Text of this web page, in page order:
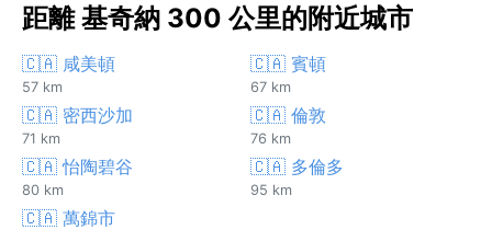
距離 基奇納 300 公里的附近城市
🇨🇦 咸美頓
57 km
🇨🇦 賓頓
67 km
🇨🇦 密西沙加
71 km
🇨🇦 倫敦
76 km
🇨🇦 怡陶碧谷
80 km
🇨🇦 多倫多
95 km
🇨🇦 萬錦市